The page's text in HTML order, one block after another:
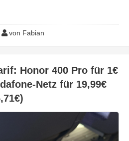
von Fabian
Honor 400 Pro für 1€
Netz für 19,99€